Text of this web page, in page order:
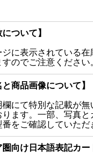
について】
ジに表示されている
のでご注意ください
と商品画像について】
欄にて特別な記載が
ります。一部、写真
をご確認していただ
圏向け日本語表記カー